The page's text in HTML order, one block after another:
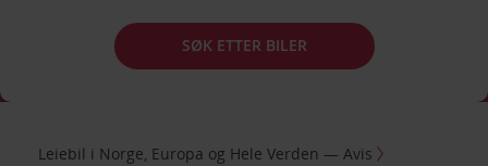
SØK ETTER BILER
Leiebil i Norge, Europa og Hele Verden — Avis